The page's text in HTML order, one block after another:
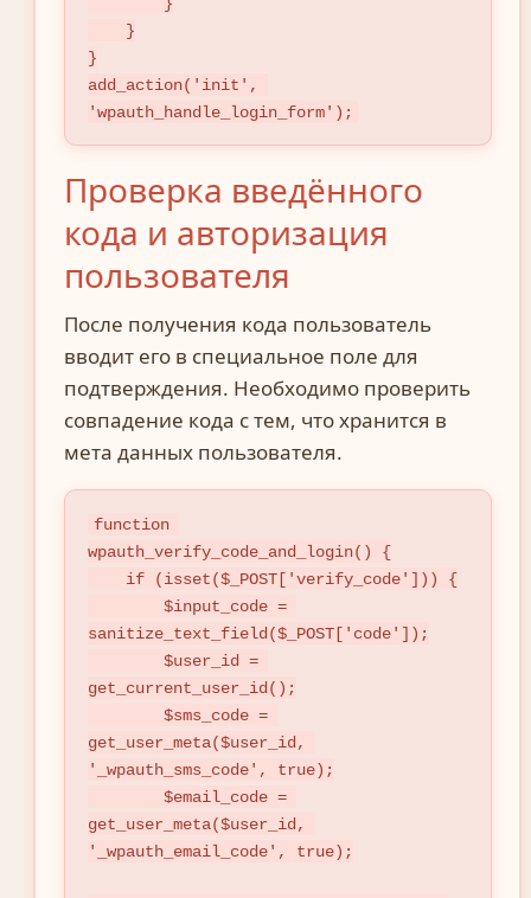
}
add_action('init',
'wpauth_handle_login_form');
Проверка введённого
кода и авторизация
пользователя
После получения кода пользователь
вводит его в специальное поле для
подтверждения. Необходимо проверить
совпадение кода с тем, что хранится в
мета данных пользователя.
function
wpauth_verify_code_and_login() {
        $input_code =
sanitize_text_field($_POST['code']);
        $user_id =
get_current_user_id();
        $sms_code =
get_user_meta($user_id,
'_wpauth_sms_code', true);
        $email_code =
get_user_meta($user_id,
'_wpauth_email_code', true);